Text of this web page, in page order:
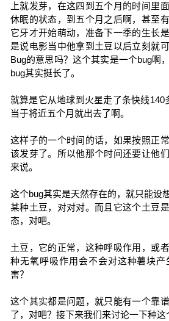
上就发芽，在这四到五个月的时间里
休眠的状态，到五个月之后啊，甚至
它牙才开始萌动，准备下一季的生长
是说电影当中他拿到土豆以后立刻就
Bug的意思吗？这个其实是一个bug啊
bug其实挺长了。
就算是它从地球到火星走了条快线140
当于将近五个月就出去了啊。
这样子的一个时间的话，如果按照正
该发芽了。所以他那个时间还要让他
来说。
这个bug其实是天然存在的，就只能设
某种土豆，对对对。而且它这个土豆
态，对吧。
土豆，它的正常，这种呼吸作用，或
种无氧呼吸作用会不会对这种薯块
害？
这个其实都是问题，就只能有一个靠
了，对吧？接下来我们来讨论一下种这